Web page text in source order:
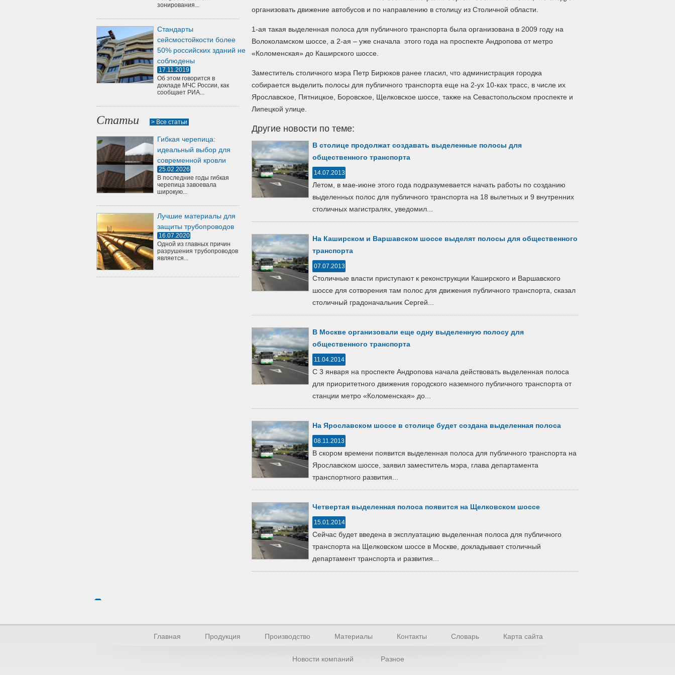
зонирования...
Стандарты
сейсмостойкости более
50% российских зданий не
соблюдены
17.11.2019
Об этом говорится в
докладе МЧС России, как
сообщает РИА...
Статьи > Все статьи
Гибкая черепица:
идеальный выбор для
современной кровли
25.02.2026
В последние годы гибкая
черепица завоевала
широкую...
Лучшие материалы для
защиты трубопроводов
16.07.2020
Одной из главных причин
разрушения трубопроводов
является...
организовать движение автобусов и по направлению в столицу из Столичной области.
1-ая такая выделенная полоса для публичного транспорта была организована в 2009 году на
Волоколамском шоссе, а 2-ая – уже сначала этого года на проспекте Андропова от метро
«Коломенская» до Каширского шоссе.
Заместитель столичного мэра Петр Бирюков ранее гласил, что администрация городка
собирается выделить полосы для публичного транспорта еще на 2-ух 10-ках трасс, в числе их
Ярославское, Пятницкое, Боровское, Щелковское шоссе, также на Севастопольском проспекте и
Липецкой улице.
Другие новости по теме:
В столице продолжат создавать выделенные полосы для
общественного транспорта
14.07.2013
Летом, в мае-июне этого года подразумевается начать работы по созданию
выделенных полос для публичного транспорта на 18 вылетных и 9 внутренних
столичных магистралях, уведомил...
На Каширском и Варшавском шоссе выделят полосы для общественного
транспорта
07.07.2013
Столичные власти приступают к реконструкции Каширского и Варшавского
шоссе для сотворения там полос для движения публичного транспорта, сказал
столичный градоначальник Сергей...
В Москве организовали еще одну выделенную полосу для
общественного транспорта
11.04.2014
С 3 января на проспекте Андропова начала действовать выделенная полоса
для приоритетного движения городского наземного публичного транспорта от
станции метро «Коломенская» до...
На Ярославском шоссе в столице будет создана выделенная полоса
08.11.2013
В скором времени появится выделенная полоса для публичного транспорта на
Ярославском шоссе, заявил заместитель мэра, глава департамента
транспортного развития...
Четвертая выделенная полоса появится на Щелковском шоссе
15.01.2014
Сейчас будет введена в эксплуатацию выделенная полоса для публичного
транспорта на Щелковском шоссе в Москве, докладывает столичный
департамент транспорта и развития...
Главная Продукция Производство Материалы Контакты Словарь Карта сайта
Новости компаний Разное